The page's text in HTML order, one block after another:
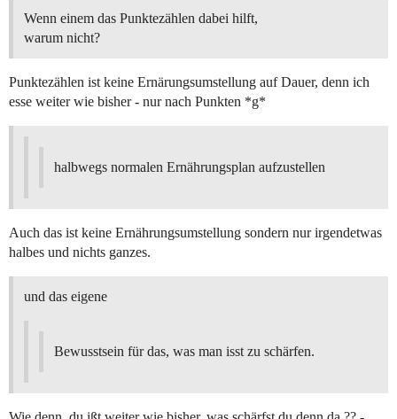
Wenn einem das Punktezählen dabei hilft,
warum nicht?
Punktezählen ist keine Ernärungsumstellung auf Dauer, denn ich
esse weiter wie bisher - nur nach Punkten *g*
halbwegs normalen Ernährungsplan aufzustellen
Auch das ist keine Ernährungsumstellung sondern nur irgendetwas
halbes und nichts ganzes.
und das eigene
Bewusstsein für das, was man isst zu schärfen.